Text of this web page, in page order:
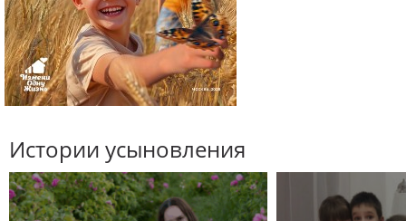
Истории усыновления